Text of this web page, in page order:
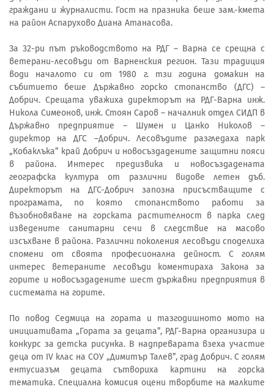
граждани и журналисти. Гост на празника беше зам.-кмета
на район Аспарухово Диана Атанасова.
За 32-ри път ръководството на РДГ – Варна се срещна с
ветерани-лесовъди от Варненския регион. Тази традиция
води началото си от 1980 г. тзи година домакин на
събитието беше Държавно горско стопанство (ДГС) –
Добрич. Срещата уважиха директорът на РДГ-Варна инж.
Никола Симеонов, инж. Стоян Саров – началник отдел СИДП в
Държавно предприятие – Шумен и Цанко Николов –
директор на ДГС –Добрич. Лесовъдите разгледаха парк
„Кобаклъка” край Добрич и новосъздадените защитни пояси
в района. Интерес предизвика и новосъздадената
географска култура от различни видове летен дъб.
Директорът на ДГС-Добрич запозна присъстващите с
програмата, по която стопанството работи за
възобновяване на горската растителност в парка след
изведените санитарни сечи в следствие на масово
изсъхване в района. Различни поколения лесовъди споделиха
спомени от своята професионална дейност. С голям
интерес ветераните лесовъди коментираха Закона за
горите и новосъздадените шест държавни предприятия в
системата на горите.
По повод Седмица на гората и тазгодишното мото на
инициативата „Гората за децата”, РДГ-Варна организира и
конкурс за детска рисунка. В надпреварата взеха участие
деца от ІV клас на СОУ „Димитър Талев”, град Добрич. С голям
ентусиазъм децата сътвориха картини на горска
тематика. Специална комисия оцени творбите на малките